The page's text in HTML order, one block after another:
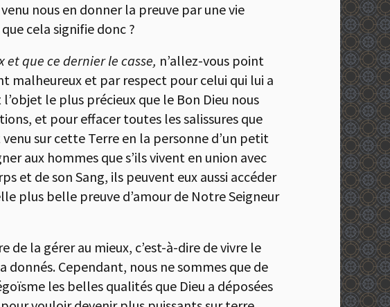
nous en donner la preuve par une vie
cela signifie donc ?
que ce dernier le casse, n’allez-vous point
et par respect pour celui qui lui a
le plus précieux que le Bon Dieu nous
et pour effacer toutes les salissures que
sur cette Terre en la personne d’un petit
aux hommes que s’ils vivent en union avec
et de son Sang, ils peuvent eux aussi accéder
plus belle preuve d’amour de Notre Seigneur
de la gérer au mieux, c’est-à-dire de vivre le
Cependant, nous ne sommes que de
les belles qualités que Dieu a déposées